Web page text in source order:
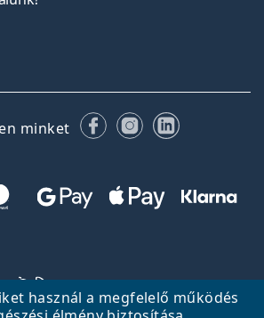
használ a megfelelő működés
minket FacebookInstagram
LinkedIn